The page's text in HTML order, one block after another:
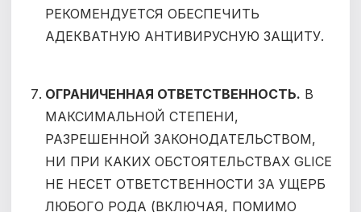
РЕКОМЕНДУЕТСЯ ОБЕСПЕЧИТЬ
АДЕКВАТНУЮ АНТИВИРУСНУЮ ЗАЩИТУ.
ОГРАНИЧЕННАЯ ОТВЕТСТВЕННОСТЬ. В
МАКСИМАЛЬНОЙ СТЕПЕНИ,
РАЗРЕШЕННОЙ ЗАКОНОДАТЕЛЬСТВОМ,
НИ ПРИ КАКИХ ОБСТОЯТЕЛЬСТВАХ GLICE
НЕ НЕСЕТ ОТВЕТСТВЕННОСТИ ЗА УЩЕРБ
ЛЮБОГО РОДА (ВКЛЮЧАЯ, ПОМИМО